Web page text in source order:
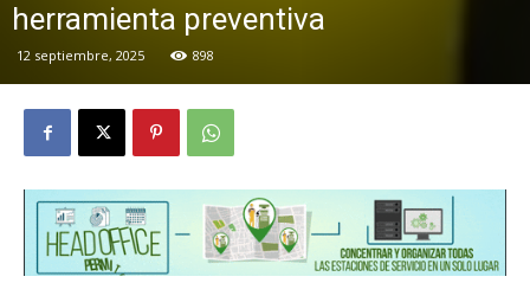
herramienta preventiva
12 septiembre, 2025 898